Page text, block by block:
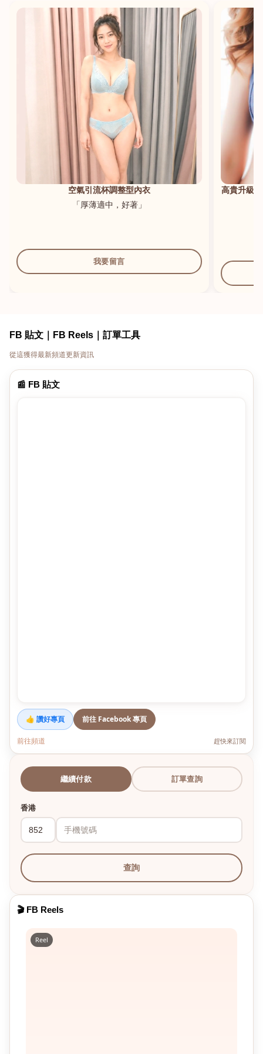
空氣引流杯調整型內衣
「厚薄適中，好著」
我要留言
高貴升級
FB 貼文｜FB Reels｜訂單工具
從這獲得最新頻道更新資訊
📰 FB 貼文
👍 讚好專頁 前往 Facebook 專頁
前往頻道 趕快來訂閱
繼續付款 訂單查詢
香港
查詢
🎬 FB Reels
Reel
港澳中文
English